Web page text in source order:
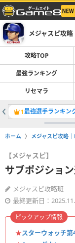
メジャスピ攻
攻略TOP
最強ランキング
リセマラ
1最強選手ランキン
ホーム メジャスピ攻略
【メジャスピ】
サブポジショ
メジャスピ攻略班
最終更新日：
★スターウォッチ
ピックアップ情報